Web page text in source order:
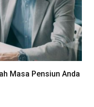
Masa Pensiun Anda